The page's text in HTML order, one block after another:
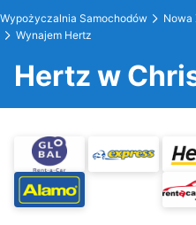
Wypożyczalnia Samochodów Nowa
Wynajem Hertz
Hertz w